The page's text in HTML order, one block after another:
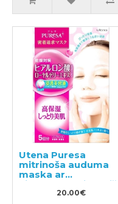
Utena Puresa
mitrinoša auduma
maska ar
hialuronskābi un bišu
māšu peru pieniņu
20.00€